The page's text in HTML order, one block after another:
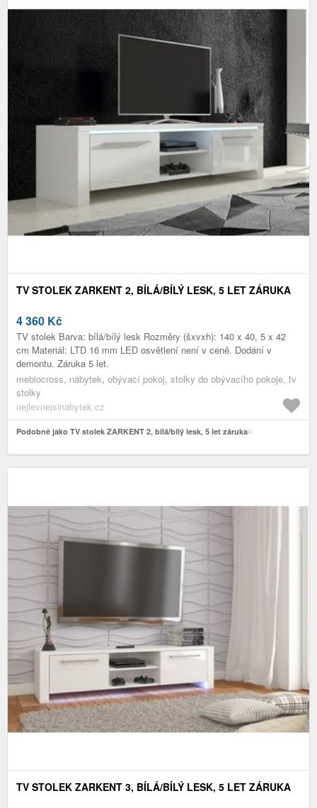
TV STOLEK ZARKENT 2, BÍLÁ/BÍLÝ LESK, 5 LET ZÁRUKA
4 360 Kč
TV stolek Barva: bílá/bílý lesk Rozměry (šxvxh): 140 x 40, 5 x 42
cm Materiál: LTD 16 mm LED osvětlení není v ceně. Dodání v
demontu. Záruka 5 let.
meblocross, nábytek, obývací pokoj, stolky do obývacího pokoje, tv
stolky
nejlevnejsinabytek.cz
Podobně jako TV stolek ZARKENT 2, bílá/bílý lesk, 5 let záruka
TV STOLEK ZARKENT 3, BÍLÁ/BÍLÝ LESK, 5 LET ZÁRUKA